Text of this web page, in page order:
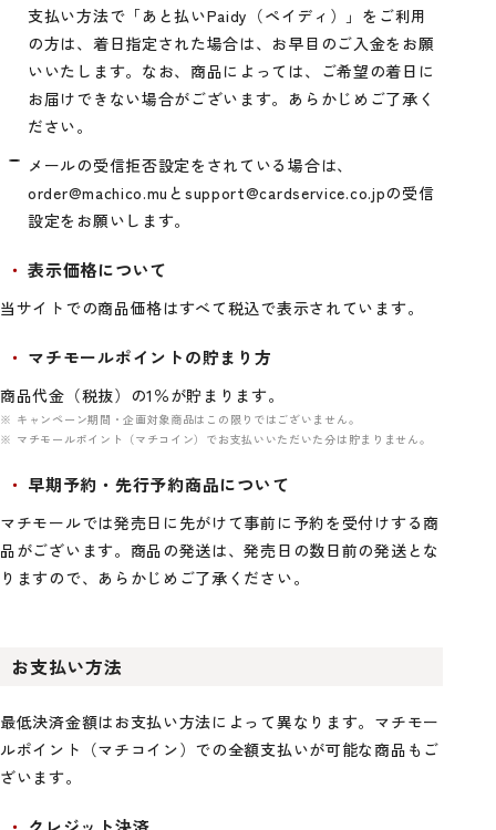
支払い方法で「あと払いPaidy（ペイディ）」をご利用
の方は、着日指定された場合は、お早目のご入金をお願
いいたします。なお、商品によっては、ご希望の着日に
お届けできない場合がございます。あらかじめご了承く
ださい。
メールの受信拒否設定をされている場合は、
order@machico.muとsupport@cardservice.co.jpの受信
設定をお願いします。
表示価格について
当サイトでの商品価格はすべて税込で表示されています。
マチモールポイントの貯まり方
商品代金（税抜）の1％が貯まります。
キャンペーン期間・企画対象商品はこの限りではございません。
マチモールポイント（マチコイン）でお支払いいただいた分は貯まりません。
早期予約・先行予約商品について
マチモールでは発売日に先がけて事前に予約を受付けする商
品がございます。商品の発送は、発売日の数日前の発送とな
りますので、あらかじめご了承ください。
お支払い方法
最低決済金額はお支払い方法によって異なります。マチモー
ルポイント（マチコイン）での全額支払いが可能な商品もご
ざいます。